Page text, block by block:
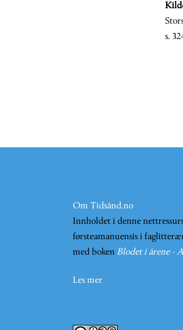
s.
Om Tidsånd.no
Innholdet i denne
førsteamanuensis i
med boken Blodet i årene -
Les mer